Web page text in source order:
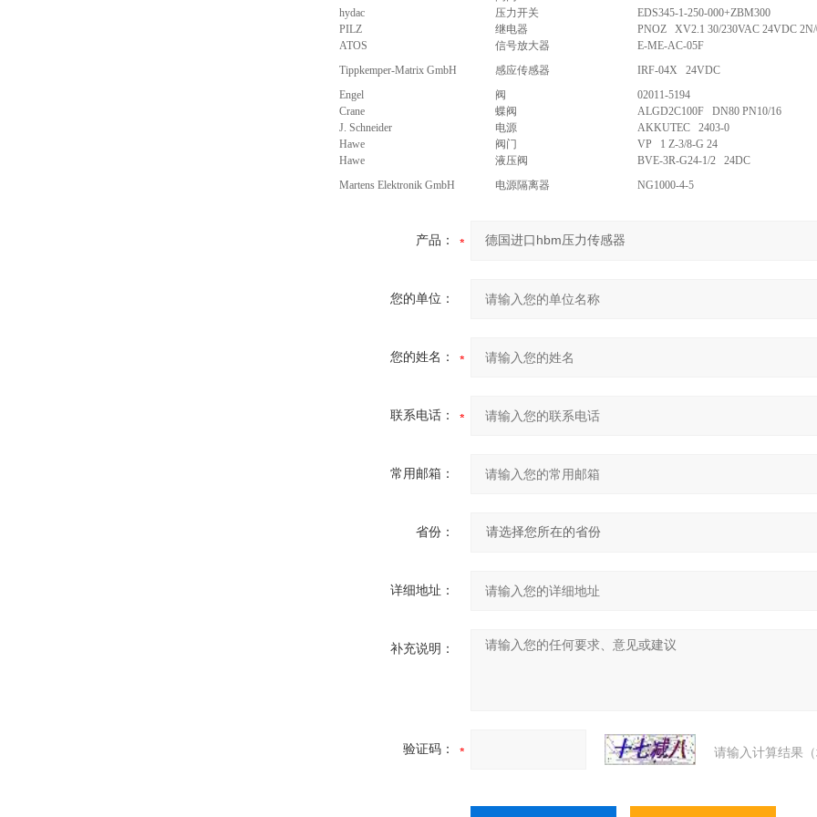
hydac
压力开关
EDS345-1-250-000+ZBM300
PILZ
继电器
PNOZ XV2.1 30/230VAC 24VDC
ATOS
信号放大器
E-ME-AC-05F
Tippkemper-Matrix GmbH
感应传感器
IRF-04X 24VDC
Engel
阀
02011-5194
Crane
蝶阀
ALGD2C100F DN80 PN10/16
J. Schneider
电源
AKKUTEC 2403-0
Hawe
阀门
VP 1 Z-3/8-G 24
Hawe
液压阀
BVE-3R-G24-1/2 24DC
Martens Elektronik GmbH
电源隔离器 NG1000-4-5
产品：
您的单位：
您的姓名：
联系电话：
常用邮箱：
省份：
详细地址：
补充说明：
验证码： 请输入计算结果